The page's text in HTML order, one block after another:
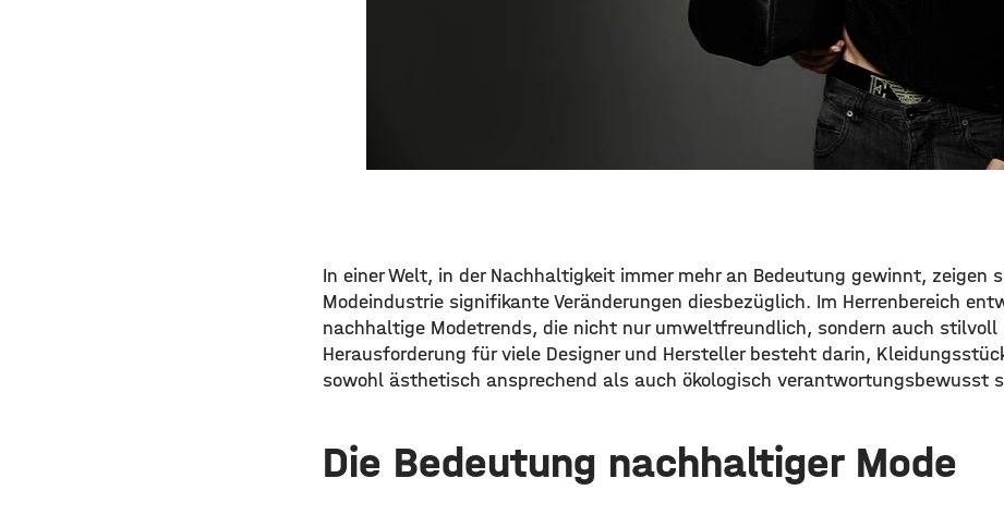
In einer Welt, in der Nachhaltigkeit immer mehr an Bedeutung gewinnt, zeigen
Modeindustrie signifikante Veränderungen diesbezüglich. Im Herrenbereich
nachhaltige Modetrends, die nicht nur umweltfreundlich, sondern auch stilvoll
Herausforderung für viele Designer und Hersteller besteht darin,
sowohl ästhetisch ansprechend als auch ökologisch verantwortungsbewusst
Die Bedeutung nachhaltiger Mode